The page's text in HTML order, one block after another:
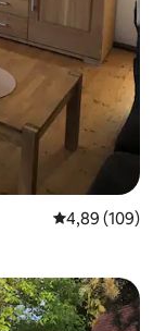
Gemiddelde
4,89 (109)